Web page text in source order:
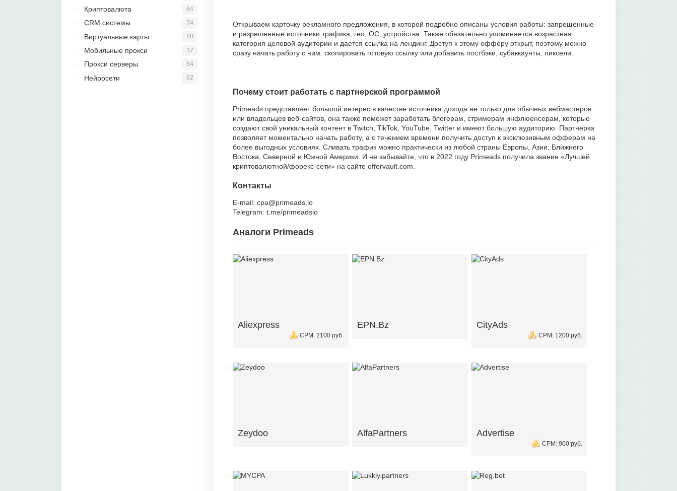
Открываем карточку рекламного предложения, в которой подробно описаны условия работы: запрещенные
и разрешенные источники трафика, гео, ОС, устройства. Также обязательно упоминается возрастная
категория целевой аудитории и дается ссылка на лендинг. Доступ к этому офферу открыт, поэтому можно
сразу начать работу с ним: скопировать готовую ссылку или добавить постбэки, субаккаунты, пиксели.
Почему стоит работать с партнерской программой
Primeads представляет большой интерес в качестве источника дохода не только для обычных вебмастеров
или владельцев веб-сайтов, она также поможет заработать блогерам, стримерам инфлюенсерам, которые
создают свой уникальный контент в Twitch, TikTok, YouTube, Twitter и имеют большую аудиторию. Партнерка
позволяет моментально начать работу, а с течением времени получить доступ к эксклюзивным офферам на
более выгодных условиях. Сливать трафик можно практически из любой страны Европы, Азии, Ближнего
Востока, Северной и Южной Америки. И не забывайте, что в 2022 году Primeads получила звание «Лучшей
криптовалютной/форекс-сети» на сайте offervault.com.
Контакты
E-mail: cpa@primeads.io
Telegram: t.me/primeadsio
Аналоги Primeads
Aliexpress
CPM: 2100 руб.
EPN.Bz CityAds
CPM: 1200 руб.
Zeydoo AlfaPartners Advertise
CPM: 900 руб.
64
Криптовалюта
74
CRM системы
28
Виртуальные карты
37
Мобильные прокси
64
Прокси серверы
62
Нейросети